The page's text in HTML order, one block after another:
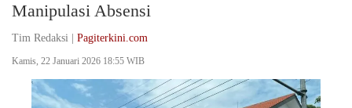
Manipulasi Absensi
Tim Redaksi | Pagiterkini.com
Kamis, 22 Januari 2026 18:55 WIB